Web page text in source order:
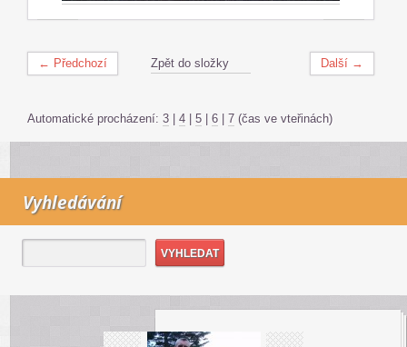
← Předchozí Další →
Zpět do složky
Automatické procházení: 3 | 4 | 5 | 6 | 7 (čas ve vteřinách)
Vyhledávání